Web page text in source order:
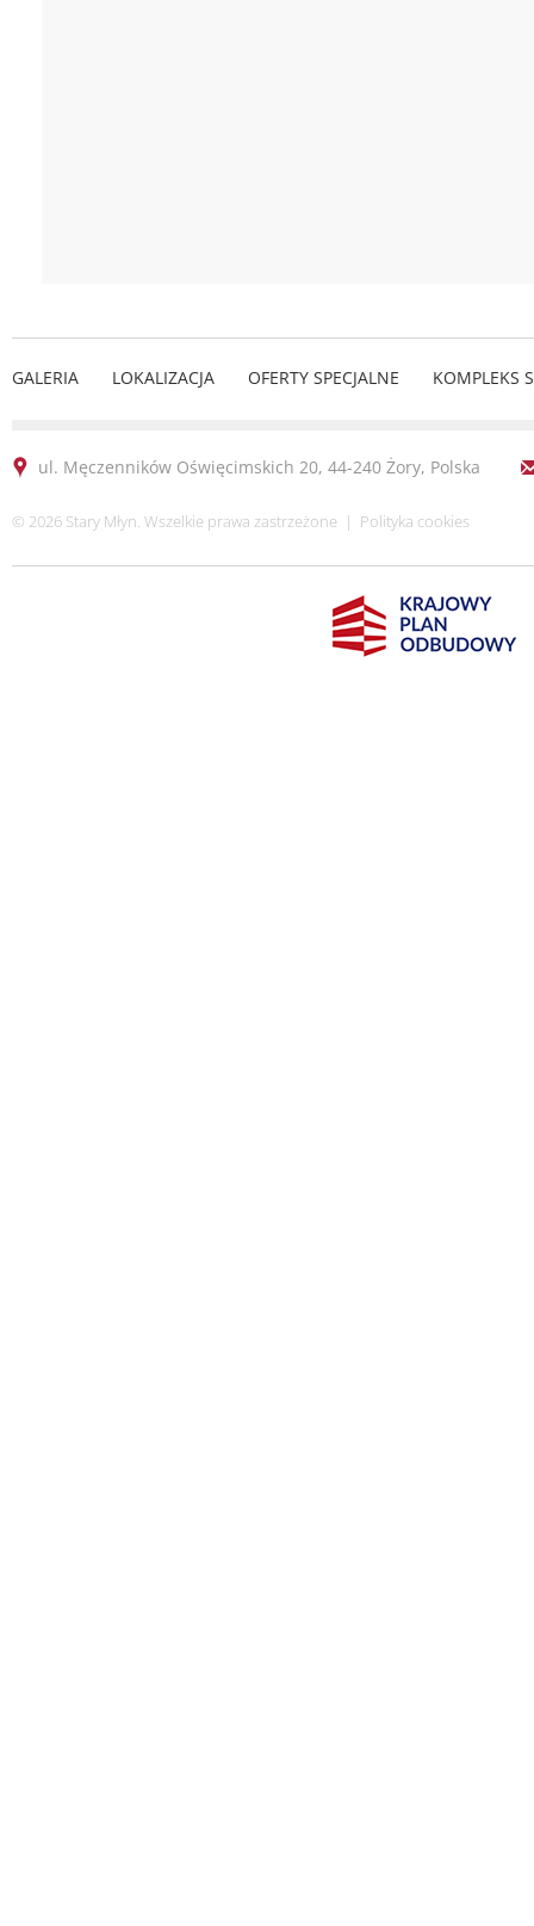
GALERIA LOKALIZACJA OFERTY SPECJALNE KOMPLEKS
ul. Męczenników Oświęcimskich 20, 44-240 Żory, Polska
© 2026 Stary Młyn. Wszelkie prawa zastrzeżone | Polityka cookies